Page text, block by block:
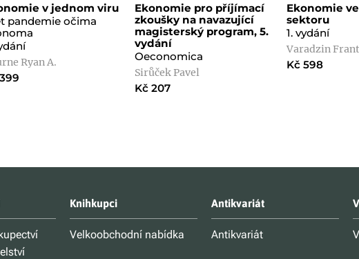
v jednom viru
pandemie očima
Ryan A.
Ekonomie pro příjímací
zkoušky na navazující
magisterský program, 5.
vydání
Oeconomica
Sirůček Pavel
Kč 207
Ekonomie
sektoru
1. vydání
Varadzin
Kč 598
Knihkupci
Velkoobchodní nabídka
Antikvariát
Antikvariát